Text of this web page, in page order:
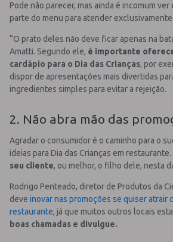
Pode não parecer, mas ainda é incomum
parte do menu para atender exclusivamente
“O prato deles não deve ficar apenas na
Amatti. Segundo ele, é importante
cardápio para o Dia das Crianças, por
dispor de apresentações mais divertidas
ingredientes simples para evitar a rejeição.
2. Não abra mão das
Agradar o consumidor é o caminho para o
ideias para Dia das Crianças em restaurante.
seu cliente, ou melhor, o filho dele, nesta
Rodrigo Penteado, diretor de Produtos da
deve inovar nas promoções se quiser atrair
restaurante, já que muitos outros locais
boas chamadas e divulgue.